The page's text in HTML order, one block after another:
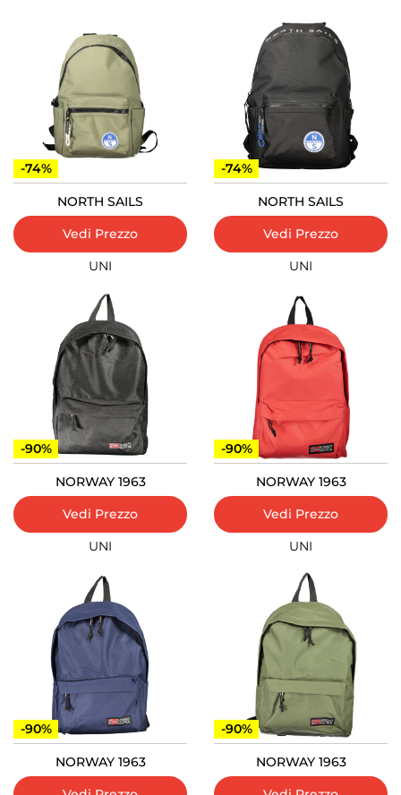
-74%
NORTH SAILS
Vedi Prezzo
UNI
-74%
NORTH SAILS
Vedi Prezzo
UNI
-90%
NORWAY 1963
Vedi Prezzo
UNI
-90%
NORWAY 1963
Vedi Prezzo
UNI
-90%
NORWAY 1963
-90%
NORWAY 1963